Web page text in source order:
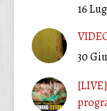
16
30